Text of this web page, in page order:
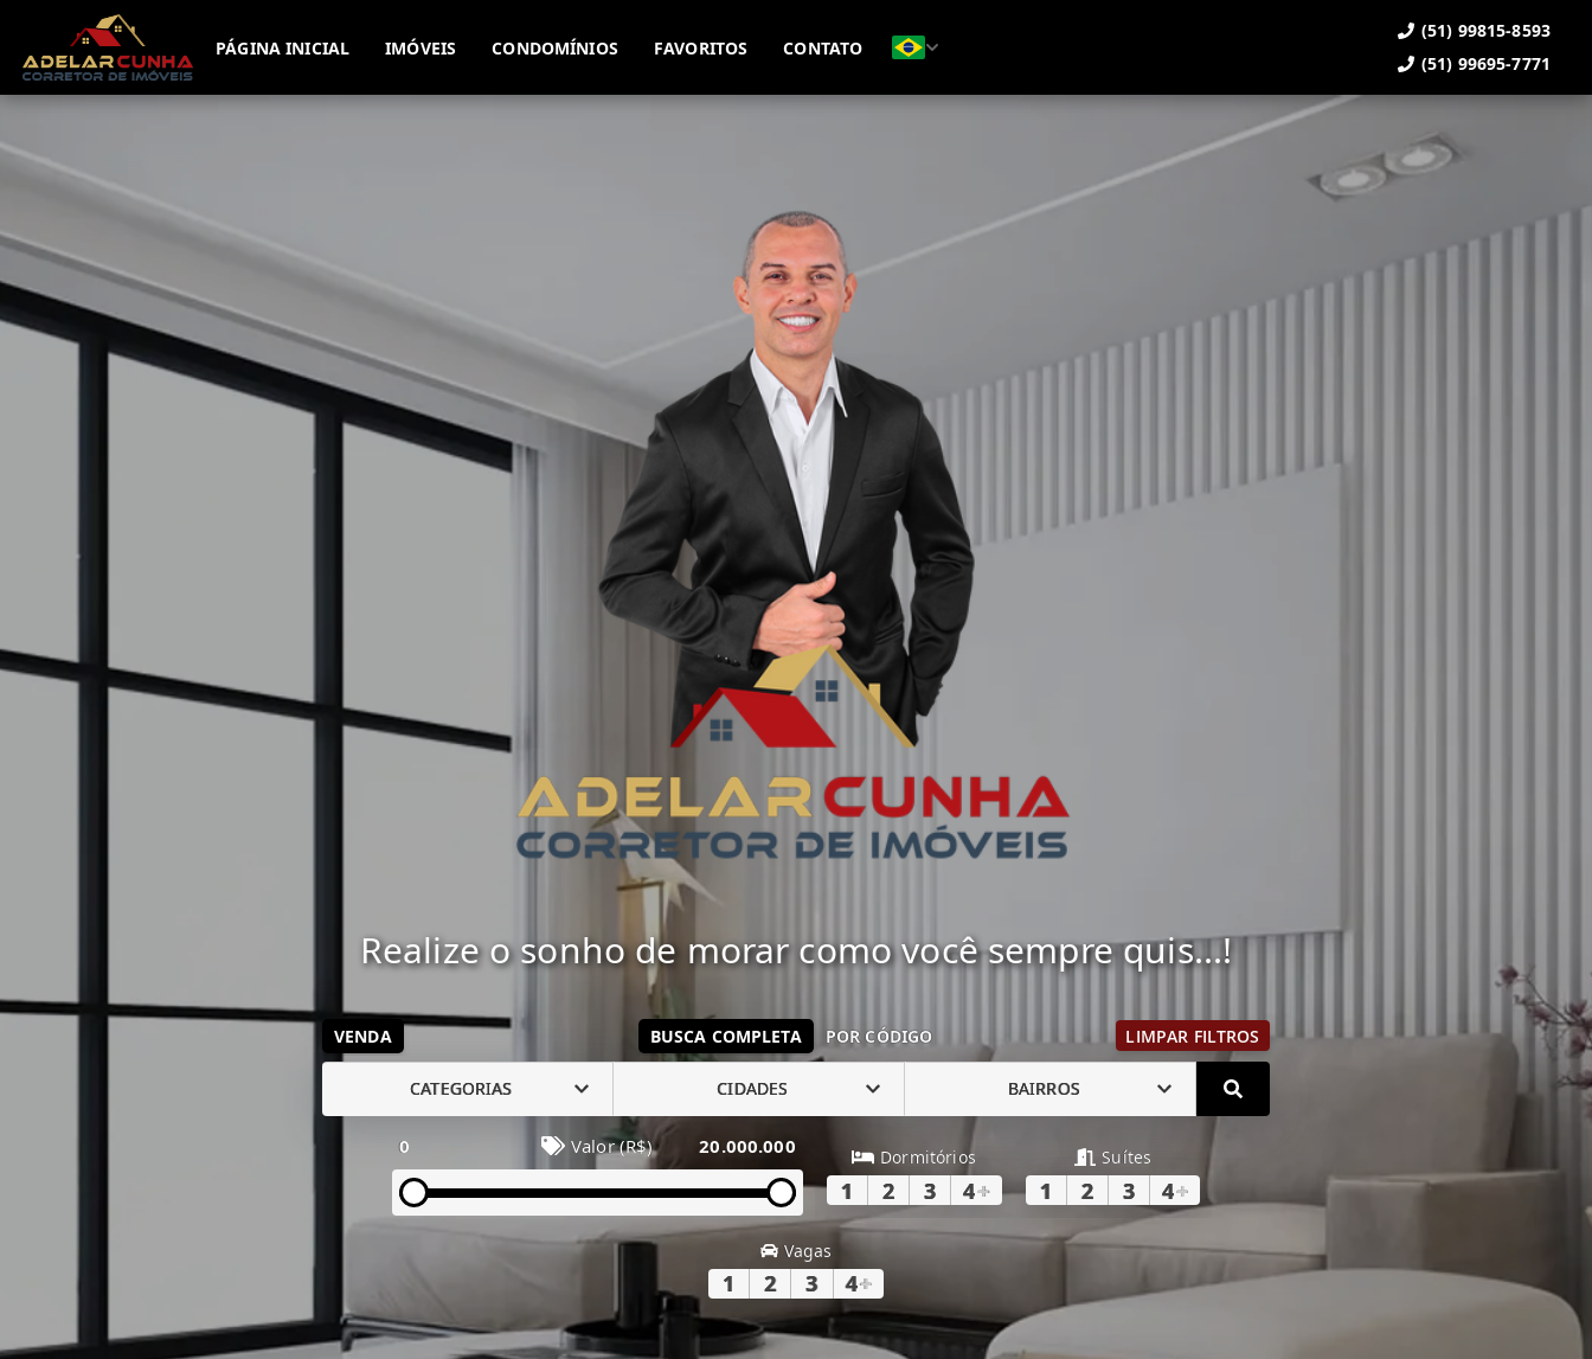
(51) 99815-8593 (51) 99695-7771
PÁGINA INICIAL IMÓVEIS CONDOMÍNIOS FAVORITOS CONTATO
(51) 99815-8593
(51) 99695-7771
Realize o sonho de morar como você sempre quis...!
VENDA BUSCA COMPLETA POR CÓDIGO LIMPAR FILTROS
CATEGORIAS CIDADES BAIRROS
0 Valor (R$) 20.000.000 Dormitórios
1 2 3 4+
Suítes
1 2 3 4+
Vagas
1 2 3 4+